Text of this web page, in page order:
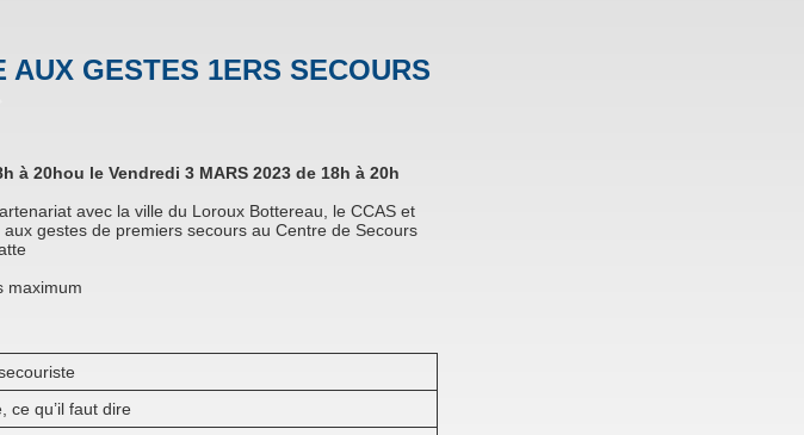
AUX GESTES 1ERS SECOURS
à 20hou le Vendredi 3 MARS 2023 de 18h à 20h
avec la ville du Loroux Bottereau, le CCAS et
gestes de premiers secours au Centre de Secours
maximum
ce qu’il faut dire